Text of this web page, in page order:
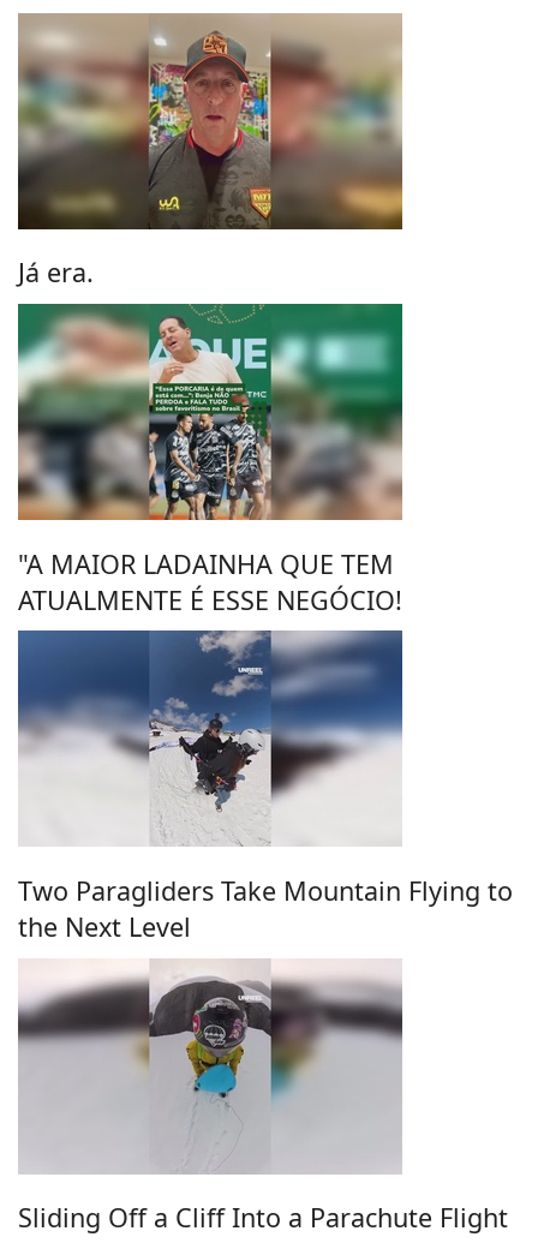
Já era.
"A MAIOR LADAINHA QUE TEM
ATUALMENTE É ESSE NEGÓCIO!
Two Paragliders Take Mountain Flying to
the Next Level
Sliding Off a Cliff Into a Parachute Flight